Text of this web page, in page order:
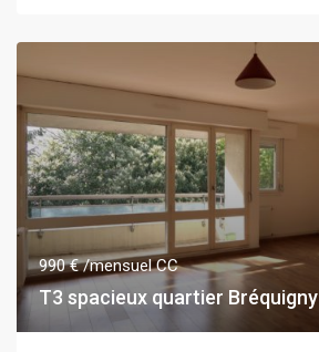
990 €/mensuel CC
T3 spacieux quartier Bréquigny